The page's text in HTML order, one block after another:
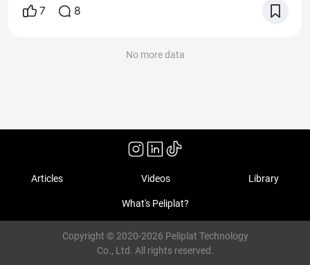
mayor sacrificio del UCM, marcando el cierre de
ocurrido si Capitana Marvel hubiera derrotado a
7 8
No more data
Articles Videos Library
What's Peliplat?
Copyright © 2020-2026 Peliplat Technology
Co., Ltd. All rights reserved.